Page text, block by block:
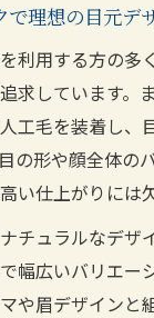
まつエク仕上げ高
人気のナチュラ
上がりを求める
高知市でナチュラ
叶えるナチュラ
で理想の目元デ
利用する方の多
求しています。
工毛を装着し、
の形や顔全体の
い仕上がりには
チュラルなデザ
幅広いバリエー
や眉デザインと